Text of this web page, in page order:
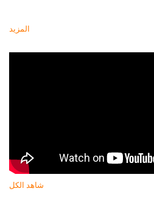
المزيد
شاهد الكل